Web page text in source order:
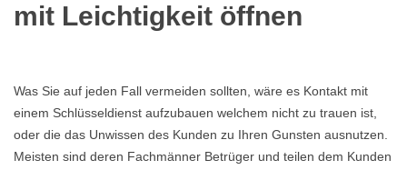
mit Leichtigkeit öffnen
Was Sie auf jeden Fall vermeiden sollten, wäre es Kontakt mit
einem Schlüsseldienst aufzubauen welchem nicht zu trauen ist,
oder die das Unwissen des Kunden zu Ihren Gunsten ausnutzen.
Meisten sind deren Fachmänner Betrüger und teilen dem Kunden